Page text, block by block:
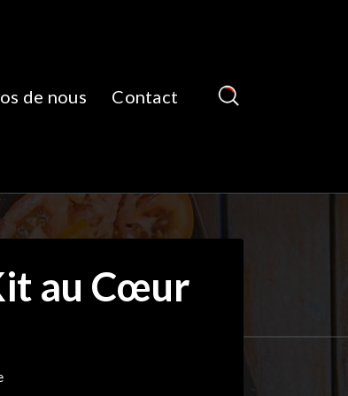
de nous Contact
au Cœur